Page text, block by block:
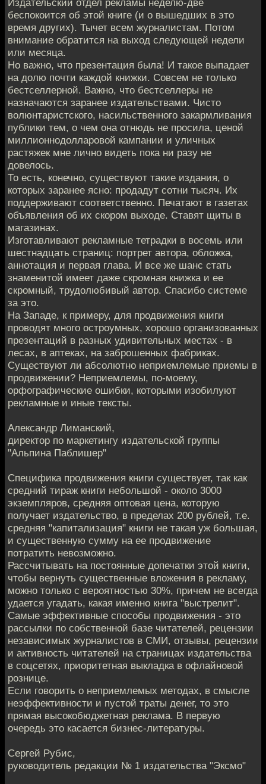
Издательский отдел рекламы неделю-две
беспокоится об этой книге (и о вышедших в это
время других). Тычет всем журналистам. Потом
внимание обратится на выход следующей недели
или месяца.
Но важно, что презентация была! И такое выпадает
на долю почти каждой книжки. Совсем не только
бестселлерной. Важно, что бестселлеры не
назначаются заранее издательствами. Чисто
волюнтаристского, насильственного закармливания
публики тем, о чем она отнюдь не просила, ценой
миллионнодолларовой кампании и уличных
растяжек мне лично видеть пока ни разу не
довелось.
То есть, конечно, существуют такие издания, о
которых заранее ясно: продадут сотни тысяч. Их
поддерживают соответственно. Печатают в газетах
объявления об их скором выходе. Ставят щиты в
магазинах.
Изготавливают рекламные тетрадки в восемь или
шестнадцать страниц: портрет автора, обложка,
аннотация и первая глава. И все же шанс стать
знаменитой имеет даже скромная книжка и ее
скромный, трудолюбивый автор. Спасибо системе
за это.
На Западе, к примеру, для продвижения книги
проводят много остроумных, хорошо организованных
презентаций в разных удивительных местах - в
лесах, в аптеках, на заброшенных фабриках.
Существуют ли абсолютно неприемлемые приемы в
продвижении? Неприемлемы, по-моему,
орфографические ошибки, которыми изобилуют
рекламные и иные тексты.
Александр Лиманский,
директор по маркетингу издательской группы
"Альпина Паблишер"
Специфика продвижения книги существует, так как
средний тираж книги небольшой - около 3000
экземпляров, средняя оптовая цена, которую
получает издательство, в пределах 200 рублей, т.е.
средняя "капитализация" книги не такая уж большая,
и существенную сумму на ее продвижение
потратить невозможно.
Рассчитывать на постоянные допечатки этой книги,
чтобы вернуть существенные вложения в рекламу,
можно только с вероятностью 30%, причем не всегда
удается угадать, какая именно книга "выстрелит".
Самые эффективные способы продвижения - это
рассылки по собственной базе читателей, рецензии
независимых журналистов в СМИ, отзывы, рецензии
и активность читателей на страницах издательства
в соцсетях, приоритетная выкладка в офлайновой
рознице.
Если говорить о неприемлемых методах, в смысле
неэффективности и пустой траты денег, то это
прямая высокобюджетная реклама. В первую
очередь это касается бизнес-литературы.
Сергей Рубис,
руководитель редакции № 1 издательства "Эксмо"